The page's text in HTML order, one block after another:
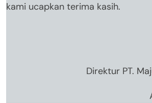
kami ucapkan terima kasih.
Direktur PT.